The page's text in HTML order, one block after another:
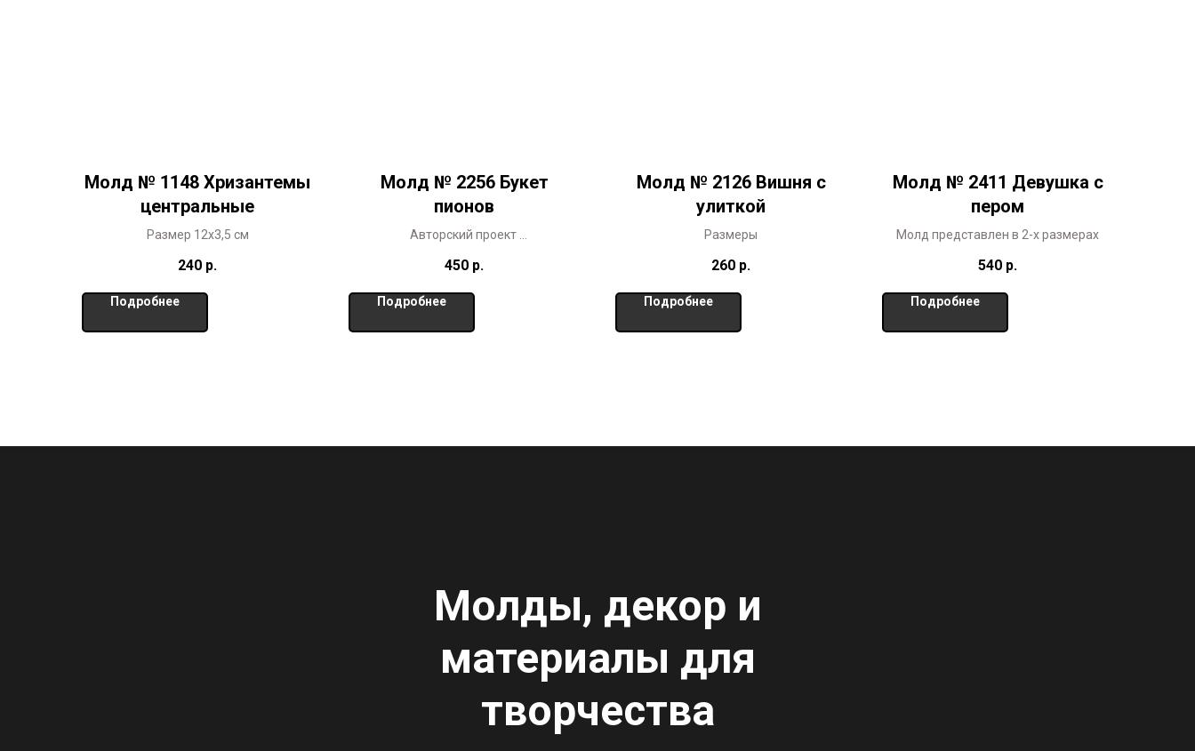
Молд № 1148 Хризантемы
центральные
Размер 12х3,5 см
240 р.
Подробнее
Молд № 2256 Букет
пионов
Авторский проект
450 р.
Подробнее
Молд № 2126 Вишня с
улиткой
Размеры
260 р.
Подробнее
Молд № 2411 Девушка с
пером
Молд представлен в 2-х размерах
540 р.
Подробнее
Молды, декор и
материалы для
творчества